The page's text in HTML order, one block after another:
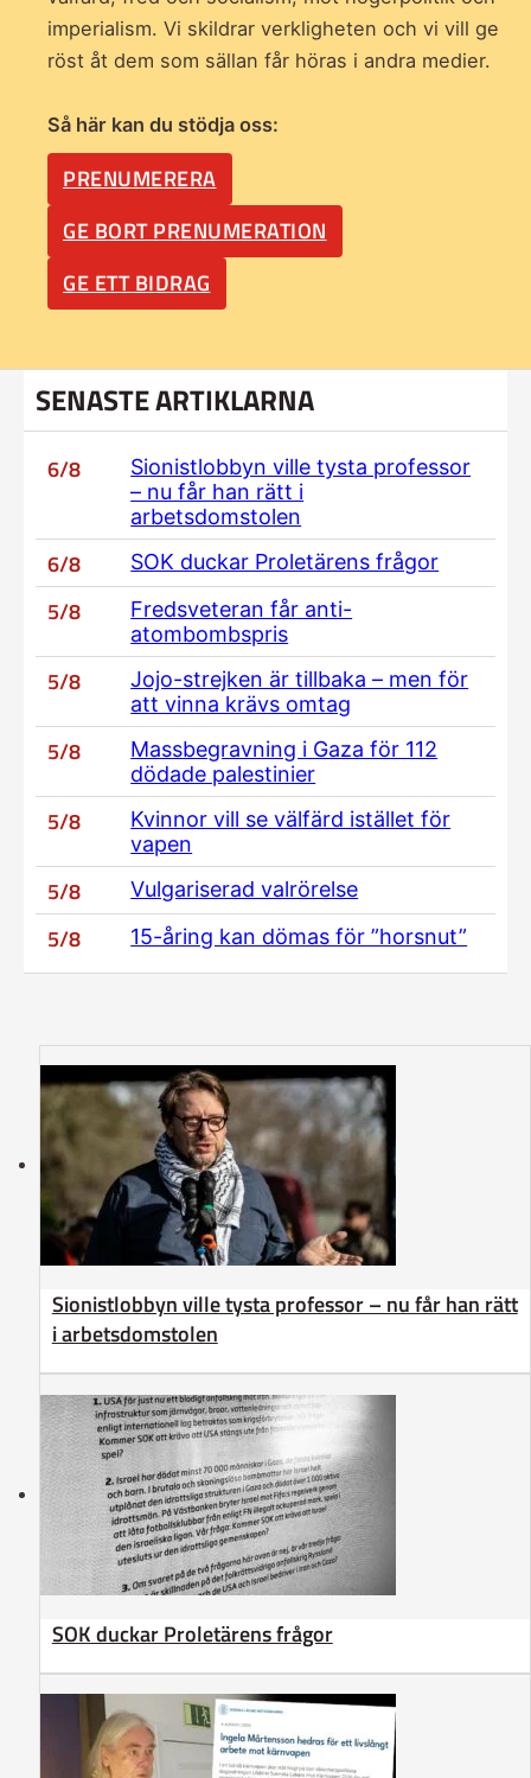
imperialism. Vi skildrar verkligheten och vi vill ge
röst åt dem som sällan får höras i andra medier.
Så här kan du stödja oss:
PRENUMERERA
GE BORT PRENUMERATION
GE ETT BIDRAG
SENASTE ARTIKLARNA
6/8
Sionistlobbyn ville tysta professor
– nu får han rätt i
arbetsdomstolen
6/8 SOK duckar Proletärens frågor
5/8
Fredsveteran får anti-
atombombspris
5/8
Jojo-strejken är tillbaka – men för
att vinna krävs omtag
5/8
Massbegravning i Gaza för 112
dödade palestinier
5/8
Kvinnor vill se välfärd istället för
vapen
5/8 Vulgariserad valrörelse
5/8 15-åring kan dömas för ”horsnut”
Sionistlobbyn ville tysta professor – nu får han rätt
i arbetsdomstolen
SOK duckar Proletärens frågor